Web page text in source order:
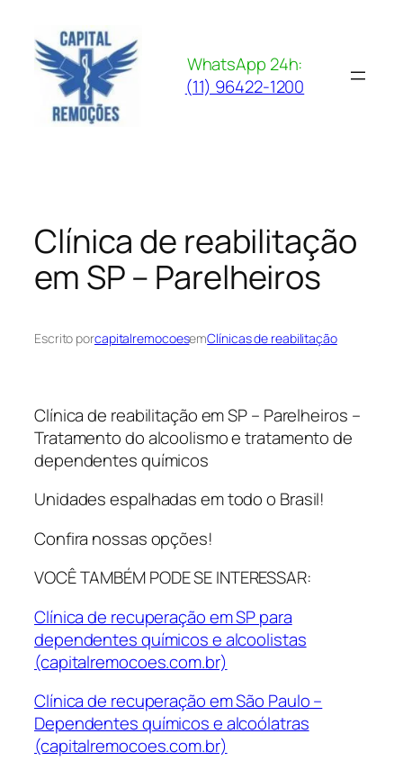
para
conteúdo
WhatsApp 24h:
(11) 96422-1200
Clínica de reabilitação
em SP – Parelheiros
Escrito porcapitalremocoesemClínicas de reabilitação
Clínica de reabilitação em SP – Parelheiros –
Tratamento do alcoolismo e tratamento de
dependentes químicos
Unidades espalhadas em todo o Brasil!
Confira nossas opções!
VOCÊ TAMBÉM PODE SE INTERESSAR:
Clínica de recuperação em SP para
dependentes químicos e alcoolistas
(capitalremocoes.com.br)
Clínica de recuperação em São Paulo –
Dependentes químicos e alcoólatras
(capitalremocoes.com.br)